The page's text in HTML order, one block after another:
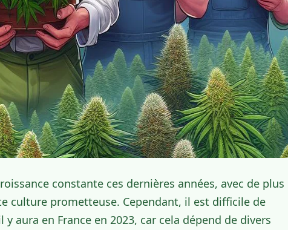
constante ces dernières années, avec de plus
culture prometteuse. Cependant, il est difficile de
aura en France en 2023, car cela dépend de divers